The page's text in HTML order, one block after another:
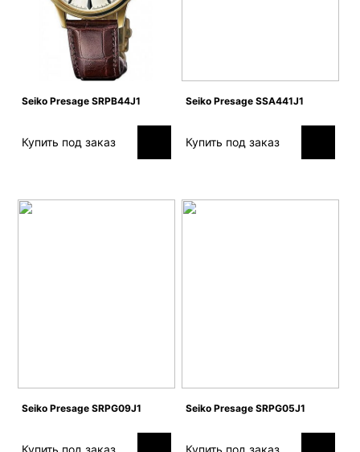
Seiko Presage SRPB44J1
Купить под заказ
Seiko Presage SSA441J1
Купить под заказ
Seiko Presage SRPG09J1
Купить под заказ
Seiko Presage SRPG05J1
Купить под заказ